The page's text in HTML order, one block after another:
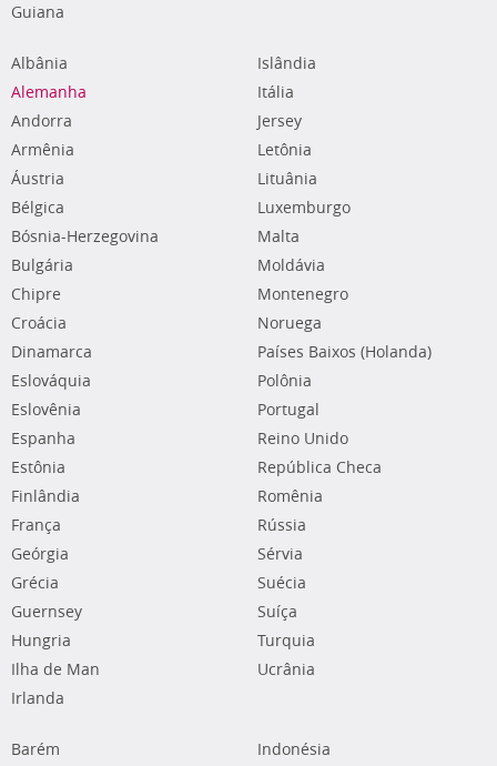
Guiana
Albânia
Alemanha
Andorra
Armênia
Áustria
Bélgica
Bósnia-Herzegovina
Bulgária
Chipre
Croácia
Dinamarca
Eslováquia
Eslovênia
Espanha
Estônia
Finlândia
França
Geórgia
Grécia
Guernsey
Hungria
Ilha de Man
Irlanda
Islândia
Itália
Jersey
Letônia
Lituânia
Luxemburgo
Malta
Moldávia
Montenegro
Noruega
Países Baixos (Holanda)
Polônia
Portugal
Reino Unido
República Checa
Romênia
Rússia
Sérvia
Suécia
Suíça
Turquia
Ucrânia
Barém
Indonésia